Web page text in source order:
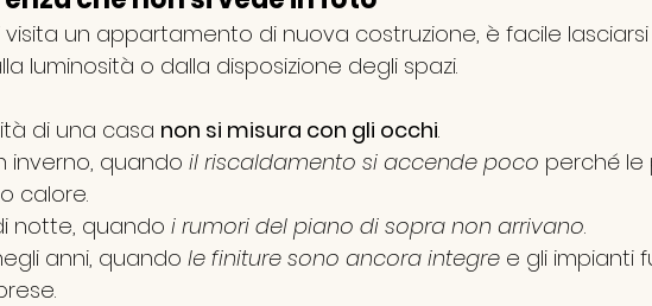
visita un appartamento di nuova costruzione, è facile
luminosità o dalla disposizione degli spazi.
di una casa non si misura con gli occhi.
inverno, quando il riscaldamento si accende poco perché le
calore.
notte, quando i rumori del piano di sopra non arrivano.
anni, quando le finiture sono ancora integre e gli impianti